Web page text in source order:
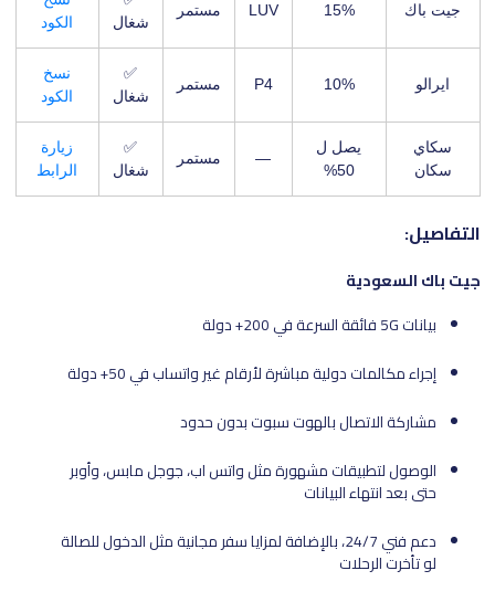
جيت باك 15%
LUV مستمر
شغال
الكود
ايرالو 10%
P4 مستمر
✅
شغال
نسخ
الكود
سكاي
سكان
يصل ل
50%
— مستمر
✅
شغال
زيارة
الرابط
التفاصيل:
جيت باك السعودية
بيانات 5G فائقة السرعة في 200+ دولة
إجراء مكالمات دولية مباشرة لأرقام غير واتساب في 50+ دولة
مشاركة الاتصال بالهوت سبوت بدون حدود
الوصول لتطبيقات مشهورة مثل واتس اب، جوجل مابس، وأوبر
حتى بعد انتهاء البيانات
دعم فني 24/7، بالإضافة لمزايا سفر مجانية مثل الدخول للصالة
لو تأخرت الرحلات